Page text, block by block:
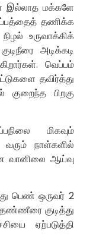
இல்லாத மக்களே
தணிக்க
உருவாக்கிக்
அடிக்கடி
வெப்பம்
தவிர்த்து
குறைந்த பிறகு
மிகவும்
வரும் நாள்களில்
வானிலை ஆய்வு
பெண் ஒருவர் 2
குடித்து
ஏற்படுத்தி